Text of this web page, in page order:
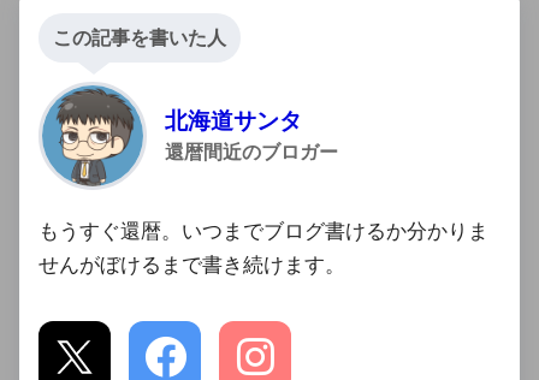
この記事を書いた人
北海道サンタ
還暦間近のブロガー
もうすぐ還暦。いつまでブログ書けるか分かりま
せんがぼけるまで書き続けます。